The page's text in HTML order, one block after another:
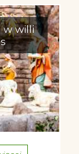
w willi